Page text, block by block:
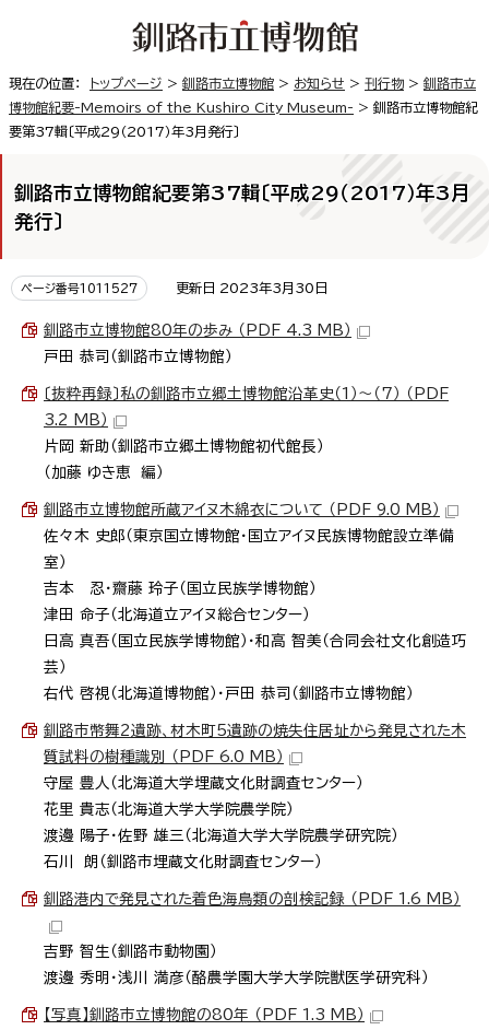
現在の位置： トップページ > 釧路市立博物館 > お知らせ > 刊行物 > 釧路市立
博物館紀要-Memoirs of the Kushiro City Museum- > 釧路市立博物館紀
要第37輯〔平成29（2017）年3月発行〕
釧路市立博物館紀要第37輯〔平成29（2017）年3月
発行〕
ページ番号1011527 更新日 2023年3月30日
釧路市立博物館80年の歩み （PDF 4.3 MB）
戸田 恭司（釧路市立博物館）
〔抜粋再録〕私の釧路市立郷土博物館沿革史（1）～（7） （PDF
3.2 MB）
片岡 新助（釧路市立郷土博物館初代館長）
（加藤 ゆき恵 編）
釧路市立博物館所蔵アイヌ木綿衣について （PDF 9.0 MB）
佐々木 史郎（東京国立博物館・国立アイヌ民族博物館設立準備
室）
吉本 忍・齋藤 玲子（国立民族学博物館）
津田 命子（北海道立アイヌ総合センター）
日高 真吾（国立民族学博物館）・和高 智美（合同会社文化創造巧
芸）
右代 啓視（北海道博物館）・戸田 恭司（釧路市立博物館）
釧路市幣舞2遺跡、材木町5遺跡の焼失住居址から発見された木
質試料の樹種識別 （PDF 6.0 MB）
守屋 豊人（北海道大学埋蔵文化財調査センター）
花里 貴志（北海道大学大学院農学院）
渡邊 陽子・佐野 雄三（北海道大学大学院農学研究院）
石川 朗（釧路市埋蔵文化財調査センター）
釧路港内で発見された着色海鳥類の剖検記録 （PDF 1.6 MB）
吉野 智生（釧路市動物園）
渡邊 秀明・浅川 満彦（酪農学園大学大学院獣医学研究科）
【写真】釧路市立博物館の80年 （PDF 1.3 MB）